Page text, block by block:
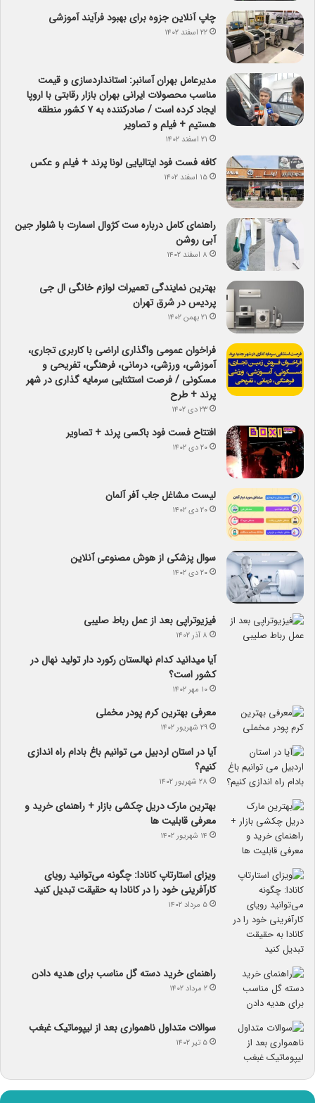
چاپ آنلاین جزوه برای بهبود فرآیند آموزشی
۲۲ اسفند ۱۴۰۲
مدیرعامل بهران آسانبر: استانداردسازی و قیمت
مناسب محصولات ایرانی بهران بازار رقابتی با اروپا
ایجاد کرده است / صادرکننده به ۷ کشور منطقه
هستیم + فیلم و تصاویر
۲۱ اسفند ۱۴۰۲
کافه فست فود ایتالیایی لونا پرند + فیلم و عکس
۱۵ اسفند ۱۴۰۲
راهنمای کامل درباره ست کژوال اسمارت با شلوار جین
آبی روشن
۸ اسفند ۱۴۰۲
بهترین نمایندگی تعمیرات لوازم خانگی ال جی
پردیس در شرق تهران
۲۱ بهمن ۱۴۰۲
فراخوان عمومی واگذاری اراضی با کاربری تجاری،
آموزشی، ورزشی، درمانی، فرهنگی، تفریحی و
مسکونی / فرصت استثنایی سرمایه گذاری در شهر
پرند + طرح
۲۳ دی ۱۴۰۲
افتتاح فست فود باکسی پرند + تصاویر
۲۰ دی ۱۴۰۲
لیست مشاغل جاب آفر آلمان
۲۰ دی ۱۴۰۲
سوال پزشکی از هوش مصنوعی آنلاین
۲۰ دی ۱۴۰۲
فیزیوتراپی بعد از عمل رباط صلیبی
۸ آذر ۱۴۰۲
آیا می­دانید کدام نهالستان رکورد دار تولید نهال­ در
کشور است؟
۱۰ مهر ۱۴۰۲
معرفی بهترین کرم پودر مخملی
۲۹ شهریور ۱۴۰۲
آیا در استان اردبیل می توانیم باغ بادام راه اندازی
کنیم؟
۲۸ شهریور ۱۴۰۲
بهترین مارک دریل چکشی بازار + راهنمای خرید و
معرفی قابلیت ها
۱۴ شهریور ۱۴۰۲
ویزای استارتاپ کانادا: چگونه می‌توانید رویای
کارآفرینی خود را در کانادا به حقیقت تبدیل کنید
۵ مرداد ۱۴۰۲
راهنمای خرید دسته گل مناسب برای هدیه دادن
۲ مرداد ۱۴۰۲
سوالات متداول ناهمواری بعد از لیپوماتیک غبغب
۵ تیر ۱۴۰۲